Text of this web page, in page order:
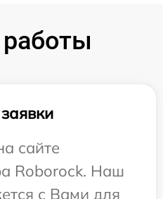
сайте
Roborock. Наш
с Вами для